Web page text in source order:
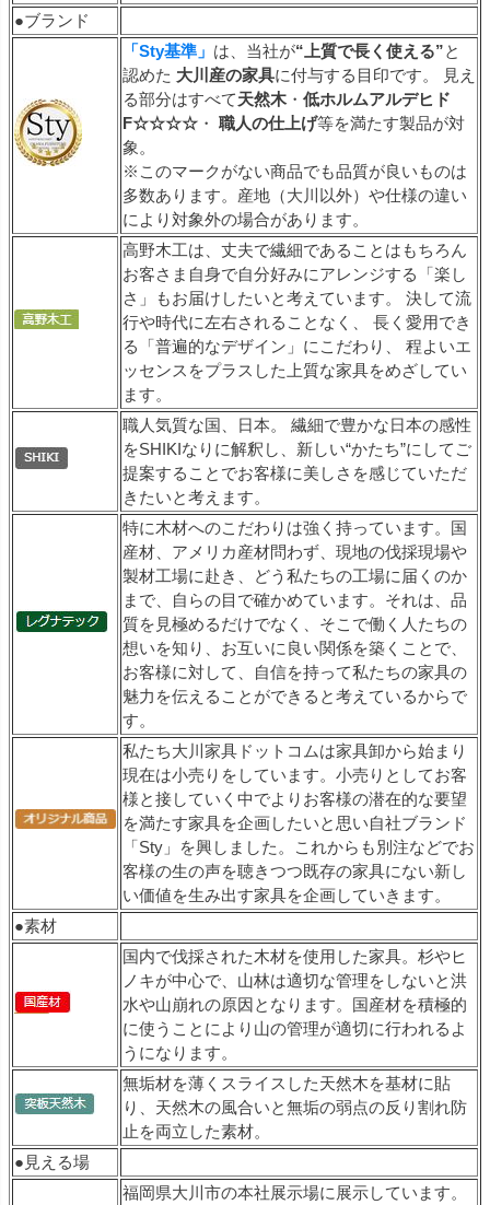
●ブランド
「Sty基準」 は、当社が“上質で長く使える”と
認めた 大川産の家具に付与する目印です。 見え
る部分はすべて天然木 ・ 低ホルムアルデヒド
F☆☆☆☆ ・ 職人の仕上げ等を満たす製品が対
象。
※このマークがない商品でも品質が良いものは
多数あります。産地（大川以外）や仕様の違い
により対象外の場合があります。
高野木工は、丈夫で繊細であることはもちろん
お客さま自身で自分好みにアレンジする「楽し
さ」もお届けしたいと考えています。 決して流
行や時代に左右されることなく、 長く愛用でき
る「普遍的なデザイン」にこだわり、 程よいエ
ッセンスをプラスした上質な家具をめざしてい
ます。
職人気質な国、日本。 繊細で豊かな日本の感性
をSHIKIなりに解釈し、新しい“かたち”にしてご
提案することでお客様に美しさを感じていただ
きたいと考えます。
特に木材へのこだわりは強く持っています。国
産材、アメリカ産材問わず、現地の伐採現場や
製材工場に赴き、どう私たちの工場に届くのか
まで、自らの目で確かめています。それは、品
質を見極めるだけでなく、そこで働く人たちの
想いを知り、お互いに良い関係を築くことで、
お客様に対して、自信を持って私たちの家具の
魅力を伝えることができると考えているからで
す。
私たち大川家具ドットコムは家具卸から始まり
現在は小売りをしています。小売りとしてお客
様と接していく中でよりお客様の潜在的な要望
を満たす家具を企画したいと思い自社ブランド
「Sty」を興しました。これからも別注などでお
客様の生の声を聴きつつ既存の家具にない新し
い価値を生み出す家具を企画していきます。
●素材
国内で伐採された木材を使用した家具。杉やヒ
ノキが中心で、山林は適切な管理をしないと洪
水や山崩れの原因となります。国産材を積極的
に使うことにより山の管理が適切に行われるよ
うになります。
無垢材を薄くスライスした天然木を基材に貼
り、天然木の風合いと無垢の弱点の反り割れ防
止を両立した素材。
●見える場
福岡県大川市の本社展示場に展示しています。